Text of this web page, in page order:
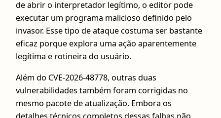
de abrir o interpretador legítimo, o editor pode
executar um programa malicioso definido pelo
invasor. Esse tipo de ataque costuma ser bastante
eficaz porque explora uma ação aparentemente
legítima e rotineira do usuário.
Além do CVE-2026-48778, outras duas
vulnerabilidades também foram corrigidas no
mesmo pacote de atualização. Embora os